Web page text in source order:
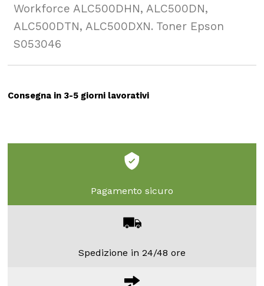
Workforce ALC500DHN, ALC500DN,
ALC500DTN, ALC500DXN. Toner Epson
S053046
Consegna in 3-5 giorni lavorativi
Pagamento sicuro
Spedizione in 24/48 ore